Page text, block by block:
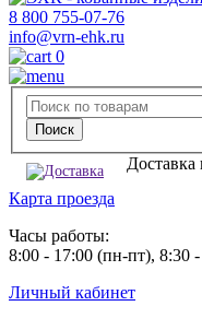
8 800 755-07-76
info@vrn-ehk.ru
0
Карта проезда
Часы работы:
8:00 - 17:00 (пн-пт), 8:30
Личный кабинет